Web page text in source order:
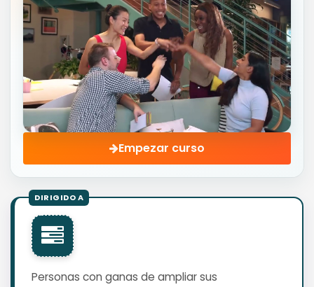
Empezar curso
Personas con ganas de ampliar sus